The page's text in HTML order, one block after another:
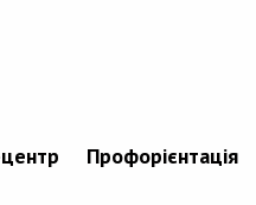
Профорієнтація